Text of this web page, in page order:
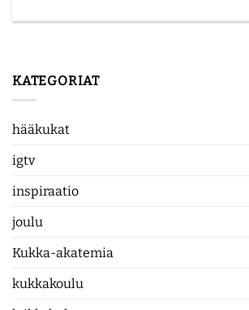
KATEGORIAT
hääkukat
igtv
inspiraatio
joulu
Kukka-akatemia
kukkakoulu